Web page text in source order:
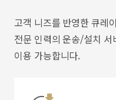
고객 니즈를 반영한 큐레
전문 인력의 운송/설치 서
이용 가능합니다.